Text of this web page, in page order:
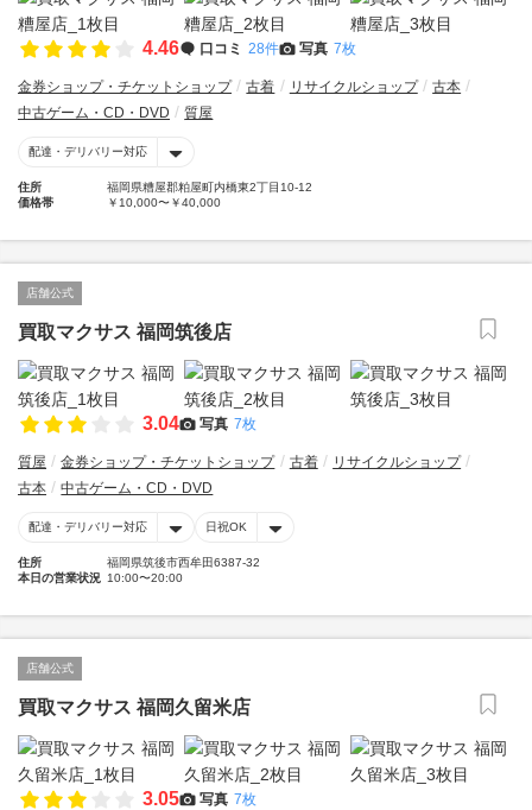
4.46 口コミ 28件 写真 7枚
金券ショップ・チケットショップ 古着 リサイクルショップ
古本
中古ゲーム・CD・DVD
質屋
配達・デリバリー対応
住所
福岡県糟屋郡粕屋町内橋東2丁目10-12
価格帯
￥10,000〜￥40,000
店舗公式
買取マクサス 福岡筑後店
3.04 写真 7枚
質屋 金券ショップ・チケットショップ 古着
リサイクルショップ
古本
中古ゲーム・CD・DVD
配達・デリバリー対応 日祝OK
住所
福岡県筑後市西牟田6387-32
本日の営業状況 10:00〜20:00
店舗公式
買取マクサス 福岡久留米店
3.05 写真 7枚